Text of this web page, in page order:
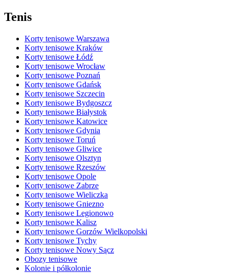
Tenis
Korty tenisowe Warszawa
Korty tenisowe Kraków
Korty tenisowe Łódź
Korty tenisowe Wrocław
Korty tenisowe Poznań
Korty tenisowe Gdańsk
Korty tenisowe Szczecin
Korty tenisowe Bydgoszcz
Korty tenisowe Białystok
Korty tenisowe Katowice
Korty tenisowe Gdynia
Korty tenisowe Toruń
Korty tenisowe Gliwice
Korty tenisowe Olsztyn
Korty tenisowe Rzeszów
Korty tenisowe Opole
Korty tenisowe Zabrze
Korty tenisowe Wieliczka
Korty tenisowe Gniezno
Korty tenisowe Legionowo
Korty tenisowe Kalisz
Korty tenisowe Gorzów Wielkopolski
Korty tenisowe Tychy
Korty tenisowe Nowy Sącz
Obozy tenisowe
Kolonie i półkolonie